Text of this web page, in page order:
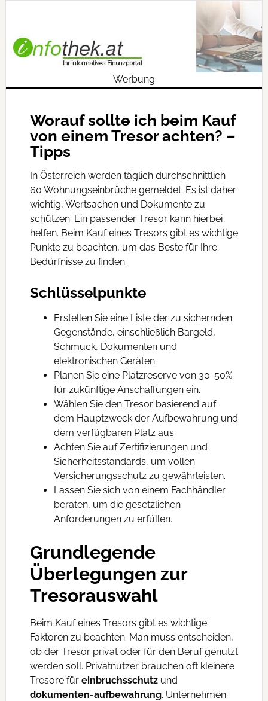
Werbung
Worauf sollte ich beim Kauf
von einem Tresor achten? –
Tipps
In Österreich werden täglich durchschnittlich
60 Wohnungseinbrüche gemeldet. Es ist daher
wichtig, Wertsachen und Dokumente zu
schützen. Ein passender Tresor kann hierbei
helfen. Beim Kauf eines Tresors gibt es wichtige
Punkte zu beachten, um das Beste für Ihre
Bedürfnisse zu finden.
Schlüsselpunkte
Erstellen Sie eine Liste der zu sichernden
Gegenstände, einschließlich Bargeld,
Schmuck, Dokumenten und
elektronischen Geräten.
Planen Sie eine Platzreserve von 30-50%
für zukünftige Anschaffungen ein.
Wählen Sie den Tresor basierend auf
dem Hauptzweck der Aufbewahrung und
dem verfügbaren Platz aus.
Achten Sie auf Zertifizierungen und
Sicherheitsstandards, um vollen
Versicherungsschutz zu gewährleisten.
Lassen Sie sich von einem Fachhändler
beraten, um die gesetzlichen
Anforderungen zu erfüllen.
Grundlegende
Überlegungen zur
Tresorauswahl
Beim Kauf eines Tresors gibt es wichtige
Faktoren zu beachten. Man muss entscheiden,
ob der Tresor privat oder für den Beruf genutzt
werden soll. Privatnutzer brauchen oft kleinere
Tresore für einbruchsschutzund
dokumenten-aufbewahrung. Unternehmen